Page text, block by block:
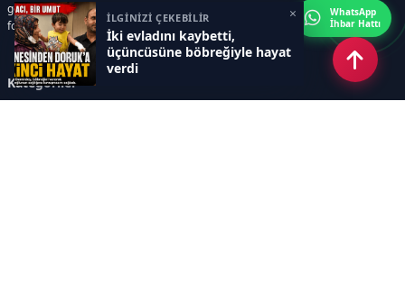
İLGİNİZİ ÇEKEBİLİR
İki evladını kaybetti,
üçüncüsüne böbreğiyle hayat
verdi
×
gelişmeler, bilimsel araştırmalar, yaşam rehberleri, resmi ilanlar, video ve
fotoğraf galerileri ve e-gazete içerikleri yer almaktadır.
Kategoriler
WhatsApp
İhbar Hattı